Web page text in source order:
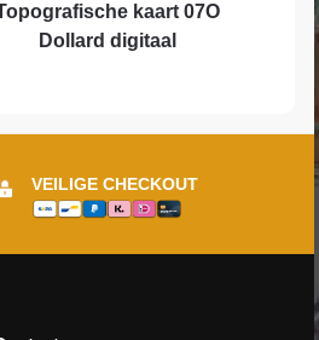
kaart 07O
Dollard digitaal
VEILIGE CHECKOUT